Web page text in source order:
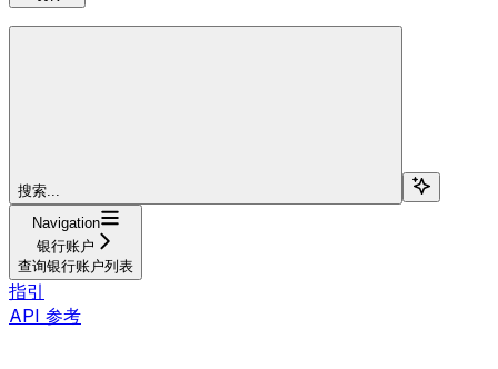
搜索...
Navigation
银行账户
查询银行账户列表
指引
API 参考